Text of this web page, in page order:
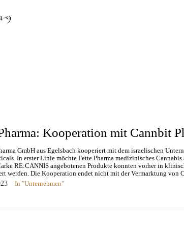
9
Kooperation mit Cannbit
GmbH aus Egelsbach kooperiert mit dem israelischen
In erster Linie möchte Fette Pharma medizinisches
RE:CANNIS angebotenen Produkte konnten vorher in
werden. Die Kooperation endet nicht mit der Vermarktung von
In "Unternehmen"